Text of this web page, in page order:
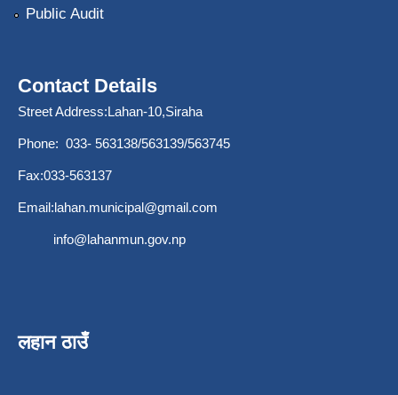
Public Audit
Contact Details
Street Address:Lahan-10,Siraha
Phone: 033- 563138/563139/563745
Fax:033-563137
Email:lahan.municipal@gmail.com
info@lahanmun.gov.np
लहान ठाउँ